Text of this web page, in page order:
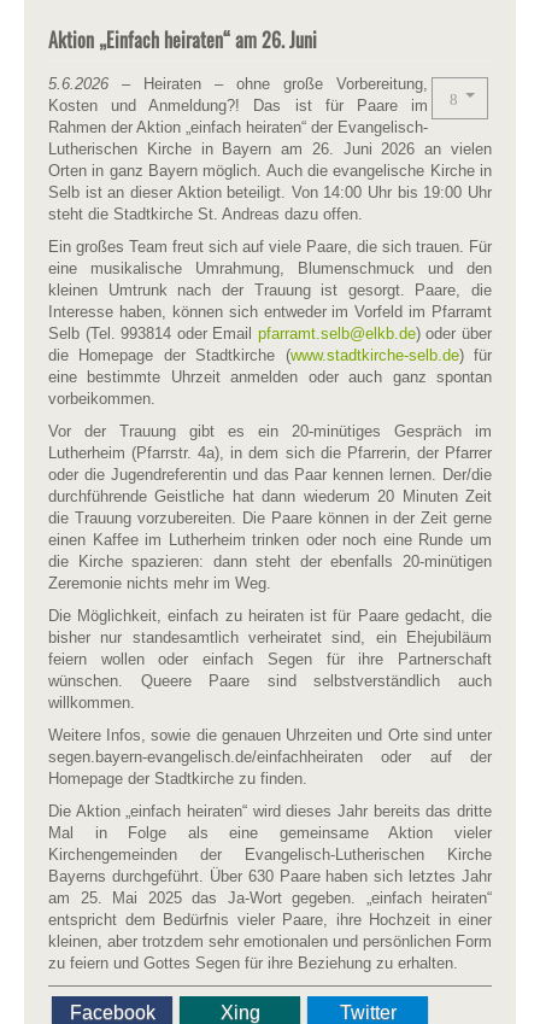
Aktion „Einfach heiraten“ am 26. Juni
5.6.2026 – Heiraten – ohne große Vorbereitung,
Kosten und Anmeldung?! Das ist für Paare im
Rahmen der Aktion „einfach heiraten“ der Evangelisch-
Lutherischen Kirche in Bayern am 26. Juni 2026 an vielen
Orten in ganz Bayern möglich. Auch die evangelische Kirche in
Selb ist an dieser Aktion beteiligt. Von 14:00 Uhr bis 19:00 Uhr
steht die Stadtkirche St. Andreas dazu offen.
Ein großes Team freut sich auf viele Paare, die sich trauen. Für
eine musikalische Umrahmung, Blumenschmuck und den
kleinen Umtrunk nach der Trauung ist gesorgt. Paare, die
Interesse haben, können sich entweder im Vorfeld im Pfarramt
Selb (Tel. 993814 oder Email pfarramt.selb​@​elkb.de) oder über
die Homepage der Stadtkirche (www.stadtkirche-selb.de) für
eine bestimmte Uhrzeit anmelden oder auch ganz spontan
vorbeikommen.
Vor der Trauung gibt es ein 20-minütiges Gespräch im
Lutherheim (Pfarrstr. 4a), in dem sich die Pfarrerin, der Pfarrer
oder die Jugendreferentin und das Paar kennen lernen. Der/die
durchführende Geistliche hat dann wiederum 20 Minuten Zeit
die Trauung vorzubereiten. Die Paare können in der Zeit gerne
einen Kaffee im Lutherheim trinken oder noch eine Runde um
die Kirche spazieren: dann steht der ebenfalls 20-minütigen
Zeremonie nichts mehr im Weg.
Die Möglichkeit, einfach zu heiraten ist für Paare gedacht, die
bisher nur standesamtlich verheiratet sind, ein Ehejubiläum
feiern wollen oder einfach Segen für ihre Partnerschaft
wünschen. Queere Paare sind selbstverständlich auch
willkommen.
Weitere Infos, sowie die genauen Uhrzeiten und Orte sind unter
segen.bayern-evangelisch.de/einfachheiraten oder auf der
Homepage der Stadtkirche zu finden.
Die Aktion „einfach heiraten“ wird dieses Jahr bereits das dritte
Mal in Folge als eine gemeinsame Aktion vieler
Kirchengemeinden der Evangelisch-Lutherischen Kirche
Bayerns durchgeführt. Über 630 Paare haben sich letztes Jahr
am 25. Mai 2025 das Ja-Wort gegeben. „einfach heiraten“
entspricht dem Bedürfnis vieler Paare, ihre Hochzeit in einer
kleinen, aber trotzdem sehr emotionalen und persönlichen Form
zu feiern und Gottes Segen für ihre Beziehung zu erhalten.
Facebook Xing
Twitter